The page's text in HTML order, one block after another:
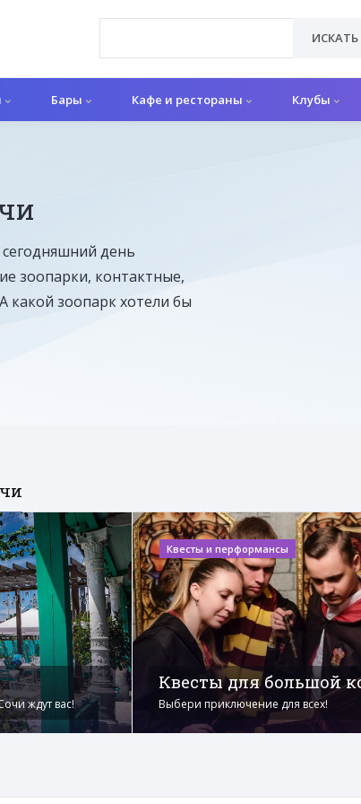
ИСКАТЬ
Бары Кафе и рестораны Клубы
день
зоопарки, контактные,
какой зоопарк хотели бы
ждут вас!
Квесты и перформансы
Квесты для большой
Выбери приключение для всех!